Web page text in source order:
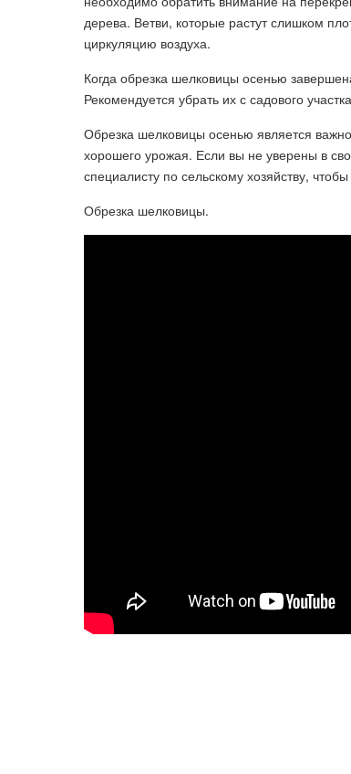
дерева. Ветви, которые растут слишком
циркуляцию воздуха.
Когда обрезка шелковицы осенью
Рекомендуется убрать их с садового
Обрезка шелковицы осенью является
хорошего урожая. Если вы не уверены в
специалисту по сельскому хозяйству,
Обрезка шелковицы.